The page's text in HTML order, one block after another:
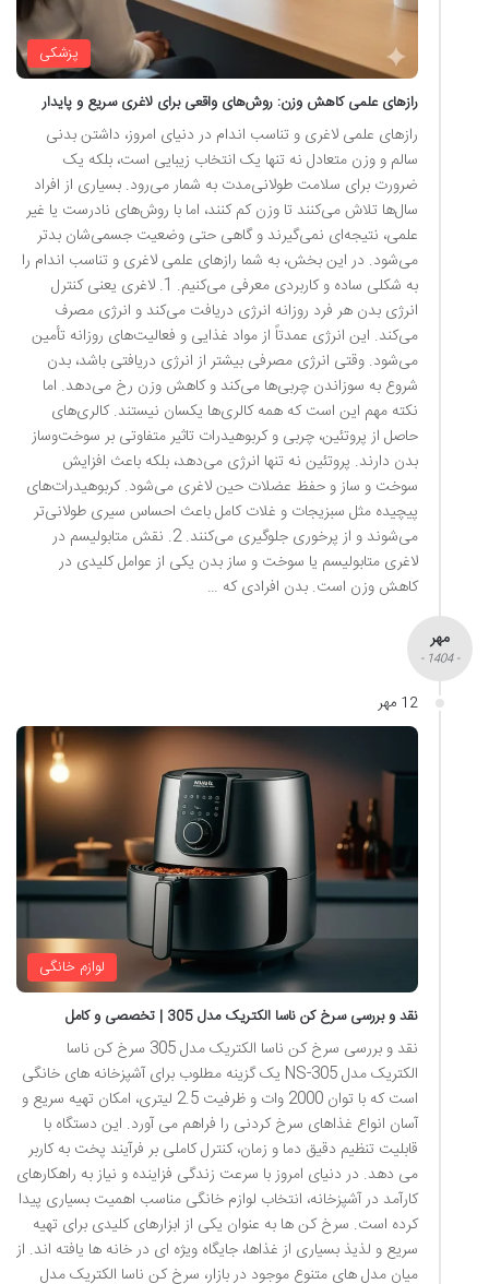
پزشکی
رازهای علمی کاهش وزن: روش‌های واقعی برای لاغری سریع و پایدار
رازهای علمی لاغری و تناسب اندام در دنیای امروز، داشتن بدنی
سالم و وزن متعادل نه تنها یک انتخاب زیبایی است، بلکه یک
ضرورت برای سلامت طولانی‌مدت به شمار می‌رود. بسیاری از افراد
سال‌ها تلاش می‌کنند تا وزن کم کنند، اما با روش‌های نادرست یا غیر
علمی، نتیجه‌ای نمی‌گیرند و گاهی حتی وضعیت جسمی‌شان بدتر
می‌شود. در این بخش، به شما رازهای علمی لاغری و تناسب اندام را
به شکلی ساده و کاربردی معرفی می‌کنیم. 1. لاغری یعنی کنترل
انرژی بدن هر فرد روزانه انرژی دریافت می‌کند و انرژی مصرف
می‌کند. این انرژی عمدتاً از مواد غذایی و فعالیت‌های روزانه تأمین
می‌شود. وقتی انرژی مصرفی بیشتر از انرژی دریافتی باشد، بدن
شروع به سوزاندن چربی‌ها می‌کند و کاهش وزن رخ می‌دهد. اما
نکته مهم این است که همه کالری‌ها یکسان نیستند. کالری‌های
حاصل از پروتئین، چربی و کربوهیدرات تاثیر متفاوتی بر سوخت‌وساز
بدن دارند. پروتئین نه تنها انرژی می‌دهد، بلکه باعث افزایش
سوخت و ساز و حفظ عضلات حین لاغری می‌شود. کربوهیدرات‌های
پیچیده مثل سبزیجات و غلات کامل باعث احساس سیری طولانی‌تر
می‌شوند و از پرخوری جلوگیری می‌کنند. 2. نقش متابولیسم در
لاغری متابولیسم یا سوخت و ساز بدن یکی از عوامل کلیدی در
کاهش وزن است. بدن افرادی که …
مهر
- 1404 -
12 مهر
لوازم خانگی
نقد و بررسی سرخ کن ناسا الکتریک مدل 305 | تخصصی و کامل
نقد و بررسی سرخ کن ناسا الکتریک مدل 305 سرخ کن ناسا
الکتریک مدل NS-305 یک گزینه مطلوب برای آشپزخانه های خانگی
است که با توان 2000 وات و ظرفیت 2.5 لیتری، امکان تهیه سریع و
آسان انواع غذاهای سرخ کردنی را فراهم می آورد. این دستگاه با
قابلیت تنظیم دقیق دما و زمان، کنترل کاملی بر فرآیند پخت به کاربر
می دهد. در دنیای امروز با سرعت زندگی فزاینده و نیاز به راهکارهای
کارآمد در آشپزخانه، انتخاب لوازم خانگی مناسب اهمیت بسیاری پیدا
کرده است. سرخ کن ها به عنوان یکی از ابزارهای کلیدی برای تهیه
سریع و لذیذ بسیاری از غذاها، جایگاه ویژه ای در خانه ها یافته اند. از
میان مدل های متنوع موجود در بازار، سرخ کن ناسا الکتریک مدل